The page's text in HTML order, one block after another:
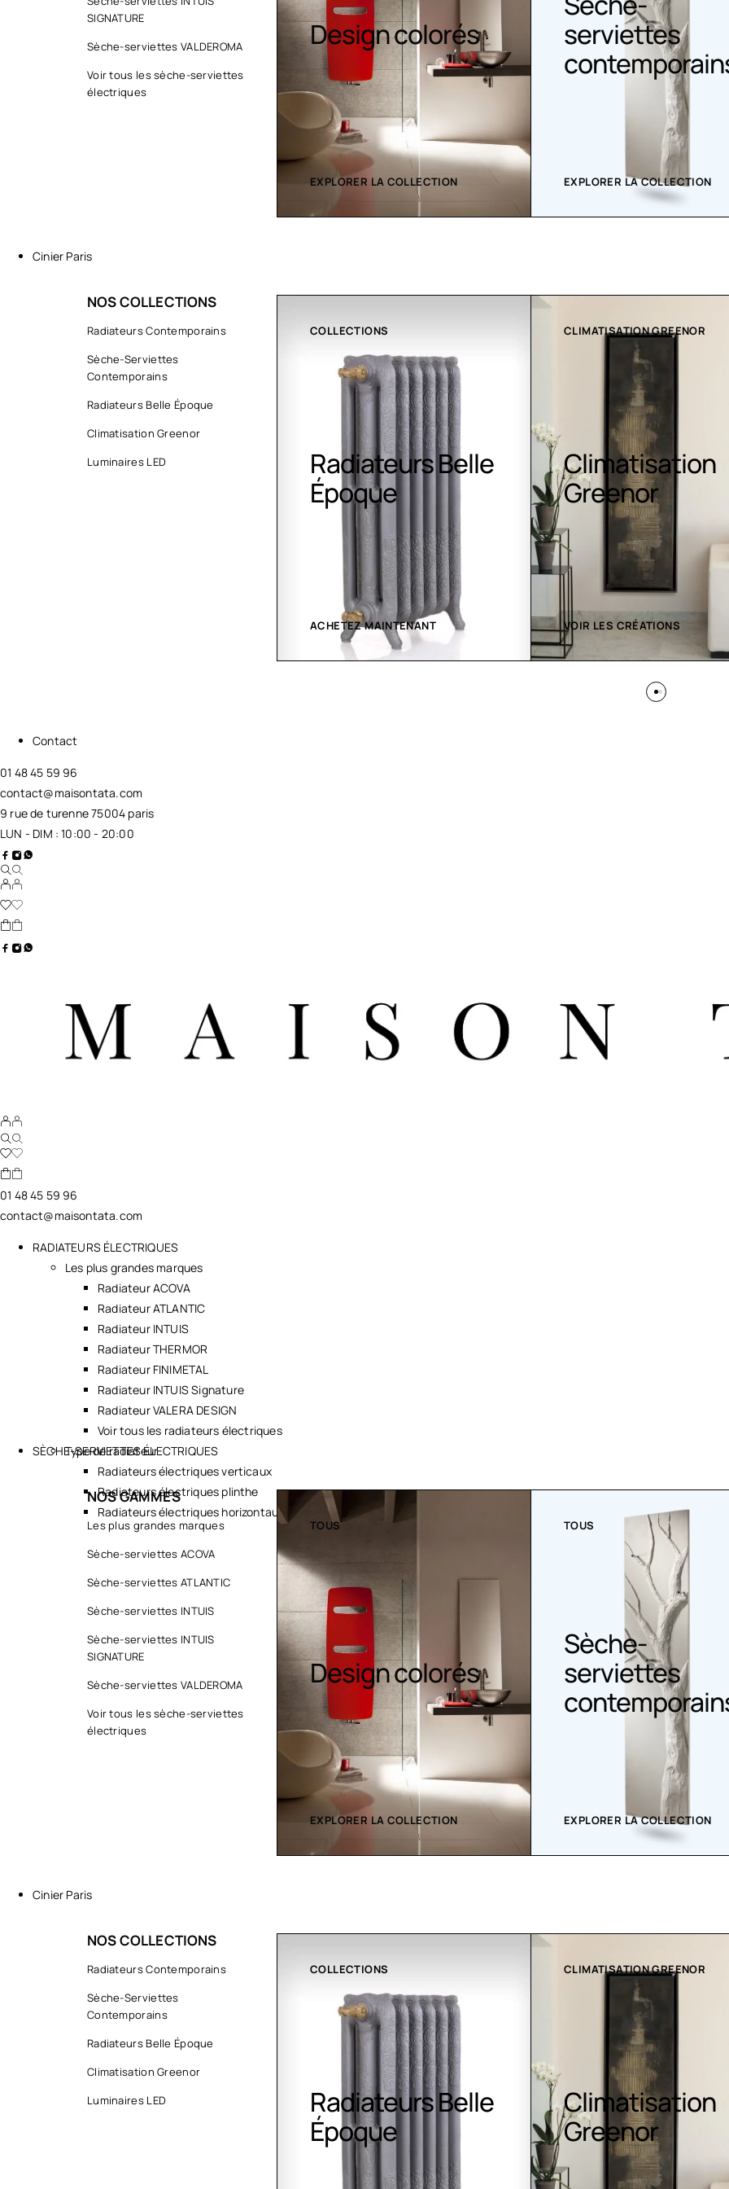
SIGNATURE
Sèche-serviettes VALDEROMA
Voir tous les sèche-serviettes
électriques
Design colorés
serviettes
contemporains
EXPLORER LA COLLECTION
Sèche serviette
EXPLORER LA COLLECTION
Cinier Paris
NOS COLLECTIONS
Radiateurs Contemporains
Sèche-Serviettes
Contemporains
Radiateurs Belle Époque
Climatisation Greenor
Luminaires LED
COLLECTIONS
Radiateurs Belle
CLIMATISATION GREENOR
Climatisation
Greenor
VOIR LES CRÉATIONS
COLLECTION LT
Luminaires LED
VOIR LES CRÉATIONS
Contact
01 48 45 59 96
contact@maisontata.com
9 rue de turenne 75004 paris
LUN - DIM : 10:00 - 20:00
01 48 45 59 96
contact@maisontata.com
RADIATEURS ÉLECTRIQUES
Les plus grandes marques
Radiateur ACOVA
Radiateur ATLANTIC
Radiateur INTUIS
Radiateur THERMOR
Radiateur FINIMETAL
Radiateur INTUIS Signature
Radiateur VALERA DESIGN
Voir tous les radiateurs électriques
Type de radiateur
Radiateurs électriques verticaux
Radiateurs électriques plinthe
Radiateurs électriques horizontaux
SÈCHE-SERVIETTES ÉLECTRIQUES
NOS GAMMES
Les plus grandes marques
Sèche-serviettes ACOVA
Sèche-serviettes ATLANTIC
Sèche-serviettes INTUIS
Sèche-serviettes INTUIS
SIGNATURE
Sèche-serviettes VALDEROMA
Voir tous les sèche-serviettes
électriques
Design colorés
TOUS
Sèche-
serviettes
contemporains
EXPLORER LA COLLECTION
TOUS
Sèche serviette
EXPLORER LA COLLECTION
Cinier Paris
NOS COLLECTIONS
Radiateurs Contemporains
Sèche-Serviettes
Contemporains
Radiateurs Belle Époque
Climatisation Greenor
Luminaires LED
COLLECTIONS
Radiateurs Belle
CLIMATISATION GREENOR
Climatisation
Greenor
COLLECTION LT
Luminaires LED